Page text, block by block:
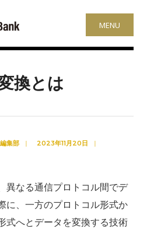
MENU
換とは
集部 | 2023年11月20日 |
異なる通信プロトコル間でデ
に、一方のプロトコル形式か
式へとデータを変換する技術